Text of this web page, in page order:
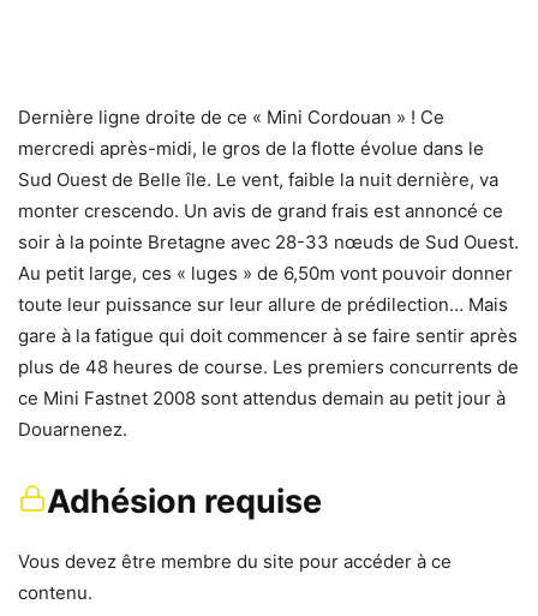
Dernière ligne droite de ce « Mini Cordouan » ! Ce
mercredi après-midi, le gros de la flotte évolue dans le
Sud Ouest de Belle île. Le vent, faible la nuit dernière, va
monter crescendo. Un avis de grand frais est annoncé ce
soir à la pointe Bretagne avec 28-33 nœuds de Sud Ouest.
Au petit large, ces « luges » de 6,50m vont pouvoir donner
toute leur puissance sur leur allure de prédilection… Mais
gare à la fatigue qui doit commencer à se faire sentir après
plus de 48 heures de course. Les premiers concurrents de
ce Mini Fastnet 2008 sont attendus demain au petit jour à
Douarnenez.
Adhésion requise
Vous devez être membre du site pour accéder à ce
contenu.